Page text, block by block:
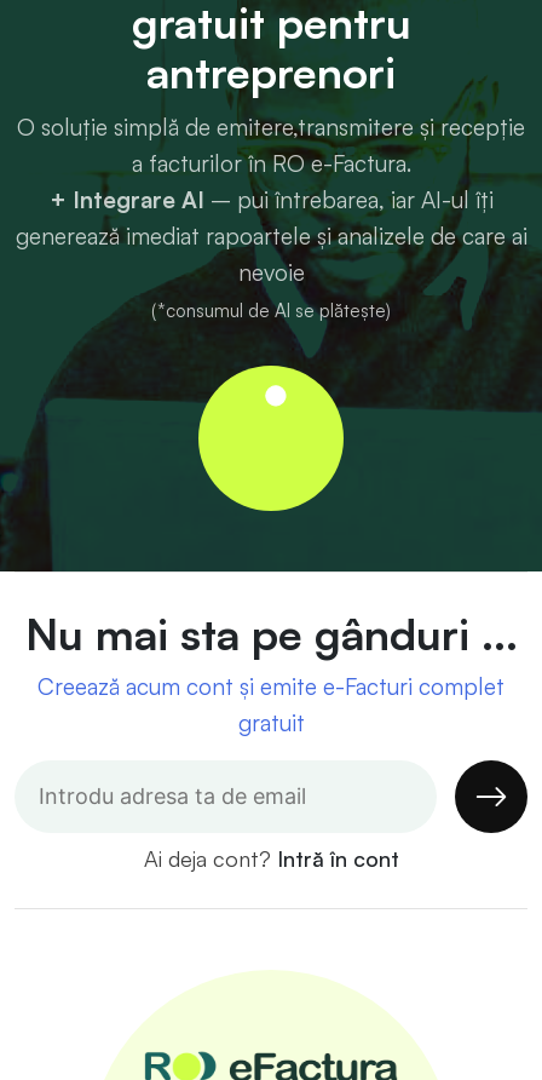
gratuit pentru
antreprenori
O soluție simplă de emitere,transmitere și recepție
a facturilor în RO e-Factura.
+ Integrare AI – pui întrebarea, iar AI-ul îți
generează imediat rapoartele și analizele de care ai
nevoie
(*consumul de AI se plătește)
Nu mai sta pe gânduri ...
Creează acum cont și emite e-Facturi complet
gratuit
Ai deja cont? Intră în cont